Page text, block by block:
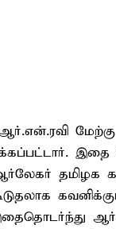
தமிழக